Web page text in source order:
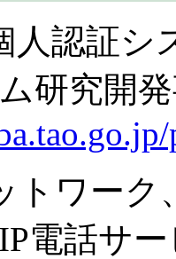
人認証シ
研究開
トワーク
電話サ